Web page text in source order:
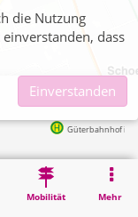
Mobilität Mehr
Güterbahnhof in 363m
die Nutzung
dass
Einverstanden